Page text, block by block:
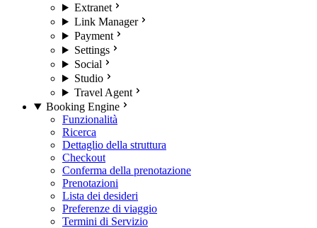
Extranet
Link Manager
Payment
Settings
Social
Studio
Travel Agent
Booking Engine
Funzionalità
Ricerca
Dettaglio della struttura
Checkout
Conferma della prenotazione
Prenotazioni
Lista dei desideri
Preferenze di viaggio
Termini di Servizio